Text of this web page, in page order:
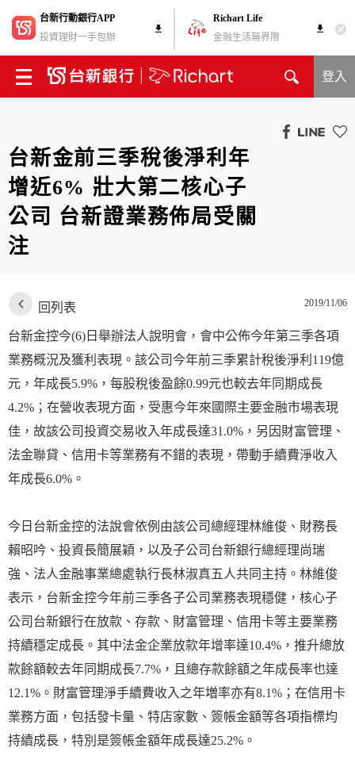
台新行動銀行APP
投資理財一手包辦
Richart Life
金融生活無界限
登入
台新金前三季稅後淨利年
增近6% 壯大第二核心子
公司 台新證業務佈局受關
注
回列表 2019/11/06
台新金控今(6)日舉辦法人說明會，會中公佈今年第三季各項
業務概況及獲利表現。該公司今年前三季累計稅後淨利119億
元，年成長5.9%，每股稅後盈餘0.99元也較去年同期成長
4.2%；在營收表現方面，受惠今年來國際主要金融市場表現
佳，故該公司投資交易收入年成長達31.0%，另因財富管理、
法金聯貸、信用卡等業務有不錯的表現，帶動手續費淨收入
年成長6.0%。
今日台新金控的法說會依例由該公司總經理林維俊、財務長
賴昭吟、投資長簡展穎，以及子公司台新銀行總經理尚瑞
強、法人金融事業總處執行長林淑真五人共同主持。林維俊
表示，台新金控今年前三季各子公司業務表現穩健，核心子
公司台新銀行在放款、存款、財富管理、信用卡等主要業務
持續穩定成長。其中法金企業放款年增率達10.4%，推升總放
款餘額較去年同期成長7.7%，且總存款餘額之年成長率也達
12.1%。財富管理淨手續費收入之年増率亦有8.1%；在信用卡
業務方面，包括發卡量、特店家數、簽帳金額等各項指標均
持續成長，特別是簽帳金額年成長達25.2%。